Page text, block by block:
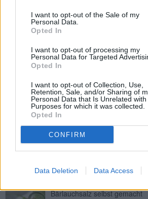
I want to opt-out of the Sale of my
Personal Data.
Opted In
I want to opt-out of processing my
Personal Data for Targeted
Opted In
I want to opt-out of Collection, Use,
Retention, Sale, and/or Sharing of
Personal Data that Is Unrelated
Purposes for which it was collected.
Opted In
CONFIRM
Data Deletion Data Access
Bärlauch-Spätzle mit Bergkäse
Leicht
Bärlauch-Tsatsiki
Leicht
Bärlauchsuppe mit
Leicht
Bärlauchsalz selbst gemacht